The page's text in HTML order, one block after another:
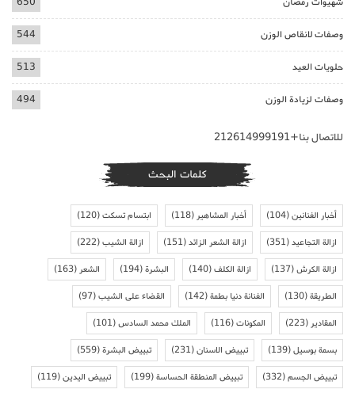
وصفات لانقاص الوزن 544
حلويات العيد 513
وصفات لزيادة الوزن 494
للاتصال بنا+212614999191
كلمات البحث
أخبار الفنانين(104) أخبار المشاهير(118) ابتسام تسكت(120)
ازالة التجاعيد(351) ازالة الشعر الزائد(151) ازالة الشيب(222)
ازالة الكرش(137) ازالة الكلف(140) البشرة(194) الشعر(163)
الطريقة(130) الفنانة دنيا بطمة(142) القضاء على الشيب(97)
المقادير(223) المكونات(116) الملك محمد السادس(101)
بسمة بوسيل(139) تبييض الاسنان(231) تبييض البشرة(559)
تبييض الجسم(332) تبييض المنطقة الحساسة(199) تبييض اليدين(119)